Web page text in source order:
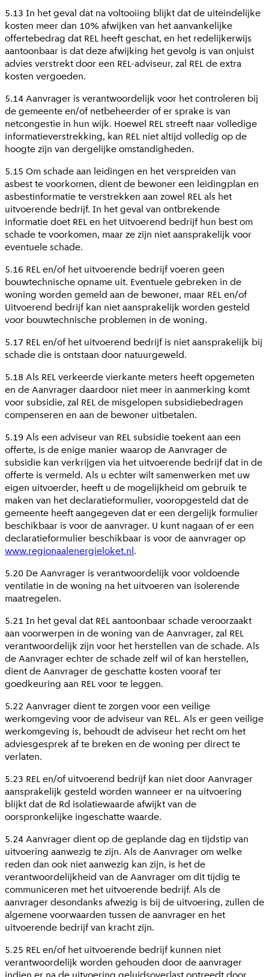
5.13 In het geval dat na voltooiing blijkt dat de uiteindelijke
kosten meer dan 10% afwijken van het aanvankelijke
offertebedrag dat REL heeft geschat, en het redelijkerwijs
aantoonbaar is dat deze afwijking het gevolg is van onjuist
advies verstrekt door een REL-adviseur, zal REL de extra
kosten vergoeden.
5.14 Aanvrager is verantwoordelijk voor het controleren bij
de gemeente en/of netbeheerder of er sprake is van
netcongestie in hun wijk. Hoewel REL streeft naar volledige
informatieverstrekking, kan REL niet altijd volledig op de
hoogte zijn van dergelijke omstandigheden.
5.15 Om schade aan leidingen en het verspreiden van
asbest te voorkomen, dient de bewoner een leidingplan en
asbestinformatie te verstrekken aan zowel REL als het
uitvoerende bedrijf. In het geval van ontbrekende
informatie doet REL en het Uitvoerend bedrijf hun best om
schade te voorkomen, maar ze zijn niet aansprakelijk voor
eventuele schade.
5.16 REL en/of het uitvoerende bedrijf voeren geen
bouwtechnische opname uit. Eventuele gebreken in de
woning worden gemeld aan de bewoner, maar REL en/of
Uitvoerend bedrijf kan niet aansprakelijk worden gesteld
voor bouwtechnische problemen in de woning.
5.17 REL en/of het uitvoerend bedrijf is niet aansprakelijk bij
schade die is ontstaan door natuurgeweld.
5.18 Als REL verkeerde vierkante meters heeft opgemeten
en de Aanvrager daardoor niet meer in aanmerking komt
voor subsidie, zal REL de misgelopen subsidiebedragen
compenseren en aan de bewoner uitbetalen.
5.19 Als een adviseur van REL subsidie toekent aan een
offerte, is de enige manier waarop de Aanvrager de
subsidie kan verkrijgen via het uitvoerende bedrijf dat in de
offerte is vermeld. Als u echter wilt samenwerken met uw
eigen uitvoerder, heeft u de mogelijkheid om gebruik te
maken van het declaratieformulier, vooropgesteld dat de
gemeente heeft aangegeven dat er een dergelijk formulier
beschikbaar is voor de aanvrager. U kunt nagaan of er een
declaratieformulier beschikbaar is voor de aanvrager op
www.regionaalenergieloket.nl.
5.20 De Aanvrager is verantwoordelijk voor voldoende
ventilatie in de woning na het uitvoeren van isolerende
maatregelen.
5.21 In het geval dat REL aantoonbaar schade veroorzaakt
aan voorwerpen in de woning van de Aanvrager, zal REL
verantwoordelijk zijn voor het herstellen van de schade. Als
de Aanvrager echter de schade zelf wil of kan herstellen,
dient de Aanvrager de geschatte kosten vooraf ter
goedkeuring aan REL voor te leggen.
5.22 Aanvrager dient te zorgen voor een veilige
werkomgeving voor de adviseur van REL. Als er geen veilige
werkomgeving is, behoudt de adviseur het recht om het
adviesgesprek af te breken en de woning per direct te
verlaten.
5.23 REL en/of uitvoerend bedrijf kan niet door Aanvrager
aansprakelijk gesteld worden wanneer er na uitvoering
blijkt dat de Rd isolatiewaarde afwijkt van de
oorspronkelijke ingeschatte waarde.
5.24 Aanvrager dient op de geplande dag en tijdstip van
uitvoering aanwezig te zijn. Als de Aanvrager om welke
reden dan ook niet aanwezig kan zijn, is het de
verantwoordelijkheid van de Aanvrager om dit tijdig te
communiceren met het uitvoerende bedrijf. Als de
aanvrager desondanks afwezig is bij de uitvoering, zullen de
algemene voorwaarden tussen de aanvrager en het
uitvoerende bedrijf van kracht zijn.
5.25 REL en/of het uitvoerende bedrijf kunnen niet
verantwoordelijk worden gehouden door de aanvrager